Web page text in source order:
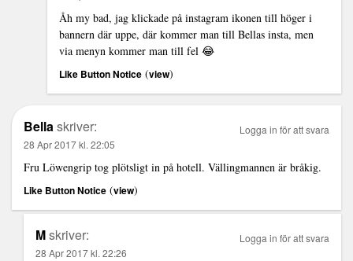
Åh my bad, jag klickade på instagram ikonen till höger i
bannern där uppe, där kommer man till Bellas insta, men
via menyn kommer man till fel 😂
Like Button Notice (view)
Bellaskriver:
28 Apr 2017 kl. 22:05
Fru Löwengrip tog plötsligt in på hotell. Vällingmannen är bråkig.
Like Button Notice (view)
Logga in för att svara
Mskriver:
28 Apr 2017 kl. 22:26
Logga in för att svara